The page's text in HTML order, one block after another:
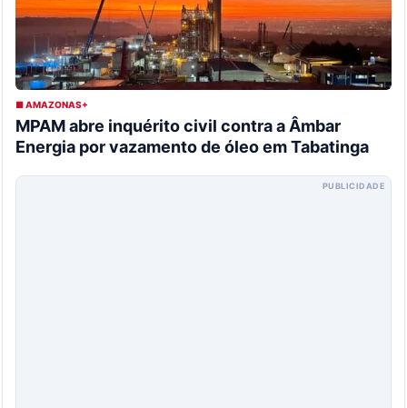
■ AMAZONAS+
MPAM abre inquérito civil contra a Âmbar
Energia por vazamento de óleo em Tabatinga
PUBLICIDADE